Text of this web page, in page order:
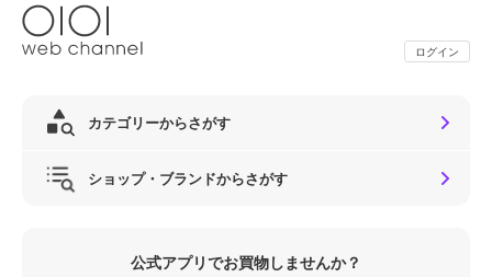
ログイン
カテゴリーからさがす
ショップ・ブランドからさがす
公式アプリでお買物しませんか？